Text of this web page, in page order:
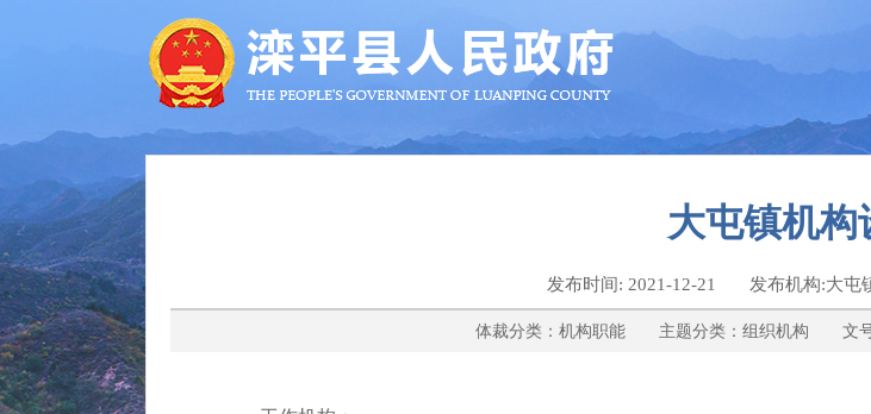
大屯镇机构
发布时间: 2021-12-21 发布机构:
体裁分类：机构职能 主题分类：组织机构 文号